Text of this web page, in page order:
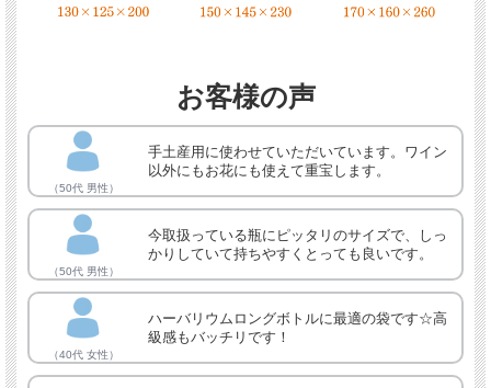
お客様の声
（50代 男性）
手土産用に使わせていただいています。ワイン
以外にもお花にも使えて重宝します。
（50代 男性）
今取扱っている瓶にピッタリのサイズで、しっ
かりしていて持ちやすくとっても良いです。
（40代 女性）
ハーバリウムロングボトルに最適の袋です☆高
級感もバッチリです！